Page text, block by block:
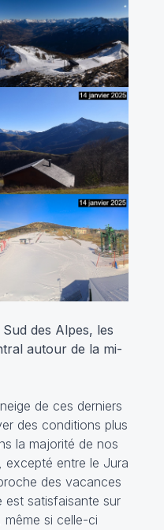
des Alpes, les
autour de la mi-
de ces derniers
des conditions plus
la majorité de nos
entre le Jura
des vacances
est satisfaisante sur
si celle-ci